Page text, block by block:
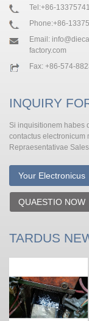
Tel:+86-
Phone:+86-
Email:
factory.com
Fax: +86-574-
INQUIRY
Si inquisitionem habes
contactus electronicum
Repraesentativae
QUAESTIO NOW
TARDUS